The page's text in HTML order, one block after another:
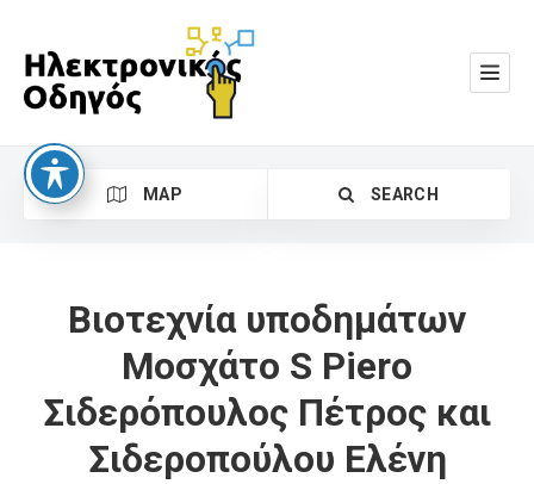
MAP SEARCH
Search
Βιοτεχνία υποδημάτων
Μοσχάτο S Piero
Σιδερόπουλος Πέτρος και
Σιδεροπούλου Ελένη